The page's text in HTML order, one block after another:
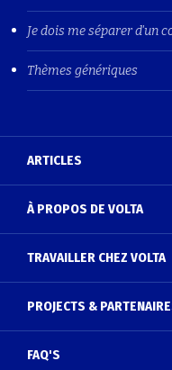
Je dois me séparer d'un
Thèmes génériques
ARTICLES
À PROPOS DE VOLTA
TRAVAILLER CHEZ VOLTA
PROJECTS &
FAQ'S